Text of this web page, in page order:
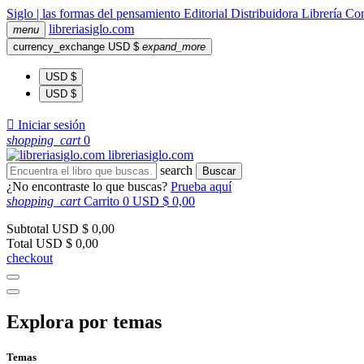
Siglo | las formas del pensamiento Editorial Distribuidora Librería
menu libreriasiglo.com
currency_exchange USD $ expand_more
USD $
USD $
 Iniciar sesión
shopping_cart 0
libreriasiglo.com
search
Buscar
¿No encontraste lo que buscas? Prueba aquí
shopping_cart Carrito 0 USD $ 0,00
Subtotal USD $ 0,00
Total USD $ 0,00
checkout
Explora por temas
Temas